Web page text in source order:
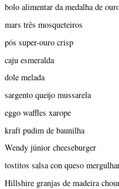
bolo alimentar da medalha de
mars três mosqueteiros
pós super-ouro crisp
caju esmeralda
dole melada
sargento queijo mussarela
eggo waffles xarope
kraft pudim de baunilha
Wendy júnior cheeseburger
tostitos salsa con queso
Hillshire granjas de madeira